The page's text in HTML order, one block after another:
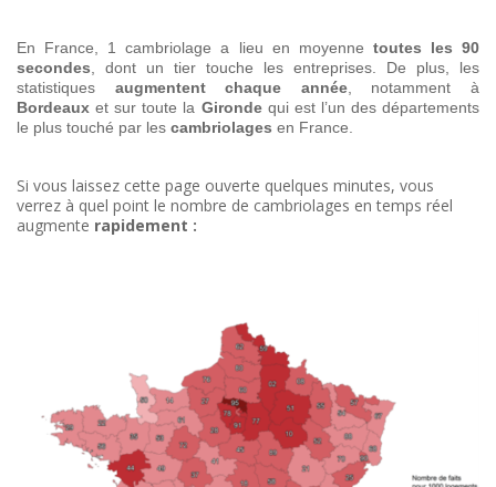
En France, 1 cambriolage a lieu en moyenne toutes les 90
secondes , dont un tier touche les entreprises. De plus, les
statistiques augmentent chaque année, notamment à
Bordeaux et sur toute la Girondequi est l’un des départements
le plus touché par les cambriolages en France.
Si vous laissez cette page ouverte quelques minutes, vous
verrez à quel point le nombre de cambriolages en temps réel
augmente rapidement :